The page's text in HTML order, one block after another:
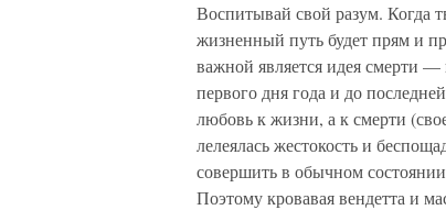
Воспитывай свой разум. Когда
жизненный путь будет прям и
важной является идея смерти
первого дня года и до
любовь к жизни, а к смерти
лелеялась жестокость и
совершить в обычном
Поэтому кровавая вендетта и